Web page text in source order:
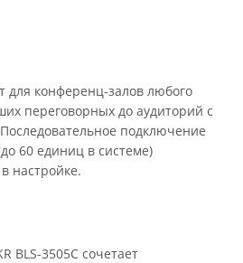
для конференц-залов любого
переговорных до аудиторий с
подключение
60 единиц в системе)
настройке.
BLS-3505C сочетает